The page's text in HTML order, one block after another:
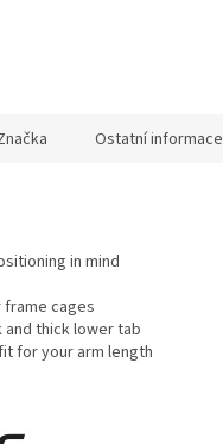
Ostatní informace
in mind
cages
thick lower tab
for your arm length